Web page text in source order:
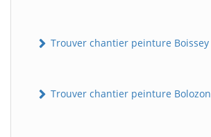
Trouver chantier peinture Boissey
Trouver chantier peinture Bolozon